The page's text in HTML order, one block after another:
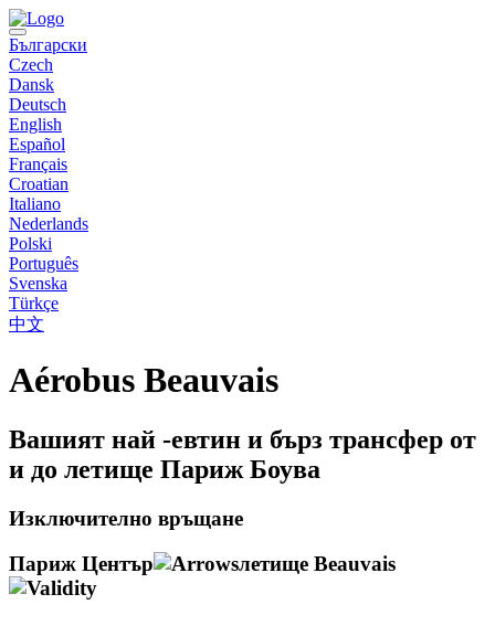
Български
Czech
Dansk
Deutsch
English
Español
Français
Croatian
Italiano
Nederlands
Polski
Português
Svenska
Türkçe
中文
Aérobus Beauvais
Вашият най -евтин и бърз трансфер от
и до летище Париж Боува
Изключително връщане
Париж Център
летище Beauvais